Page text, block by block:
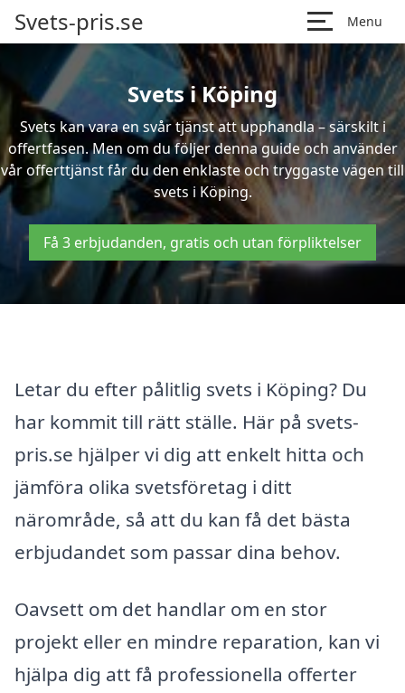
Svets-pris.se Menu
Svets i Köping
Svets kan vara en svår tjänst att upphandla – särskilt i
offertfasen. Men om du följer denna guide och använder
vår offerttjänst får du den enklaste och tryggaste vägen till
svets i Köping.
Få 3 erbjudanden, gratis och utan förpliktelser
Letar du efter pålitlig svets i Köping? Du
har kommit till rätt ställe. Här på svets-
pris.se hjälper vi dig att enkelt hitta och
jämföra olika svetsföretag i ditt
närområde, så att du kan få det bästa
erbjudandet som passar dina behov.
Oavsett om det handlar om en stor
projekt eller en mindre reparation, kan vi
hjälpa dig att få professionella offerter